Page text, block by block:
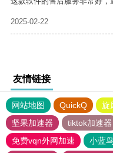
2025-02-22
友情链接
网站地图 QuickQ 旋
坚果加速器
tiktok加速器
免费vqn外网加速
小蓝